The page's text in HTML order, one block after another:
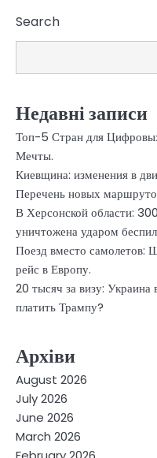
Search
Недавні записи
Топ-5 Стран для
Мечты.
Киевщина: изменения в
Перечень новых
В Херсонской области:
уничтожена ударом
Поезд вместо самолетов:
рейс в Европу.
20 тысяч за визу: Украина
платить Трампу?
Архіви
August 2026
July 2026
June 2026
March 2026